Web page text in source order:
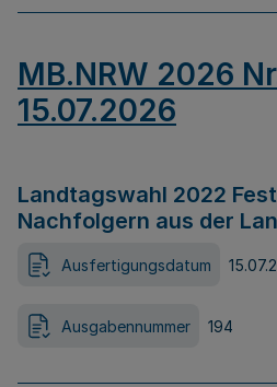
MB.NRW 2026
15.07.2026
Landtagswahl 2022
Nachfolgern aus der
Ausfertigungsdatum
Ausgabennummer 194